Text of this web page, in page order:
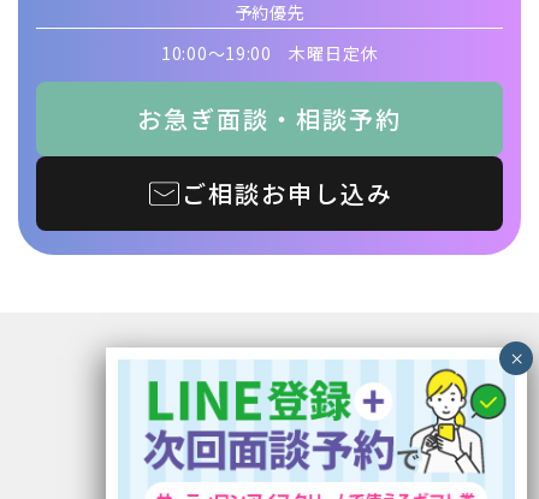
予約優先
10:00〜19:00 木曜日定休
お急ぎ面談・相談予約
ご相談お申し込み
〒899-5117 鹿児島県霧島市隼人町見次1229
イオン隼人国分ショッピングセンター1F